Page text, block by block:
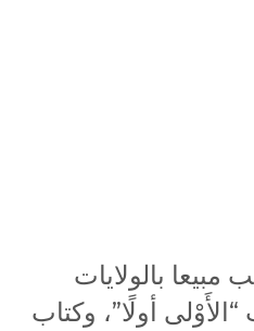
مبيعا بالولايات
أولًا”، وكتاب